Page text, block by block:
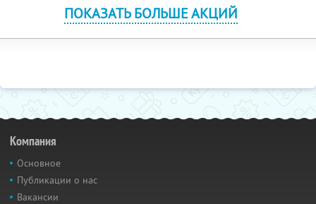
ПОКАЗАТЬ БОЛЬШЕ АКЦИЙ
Компания
Основное
Публикации о нас
Вакансии